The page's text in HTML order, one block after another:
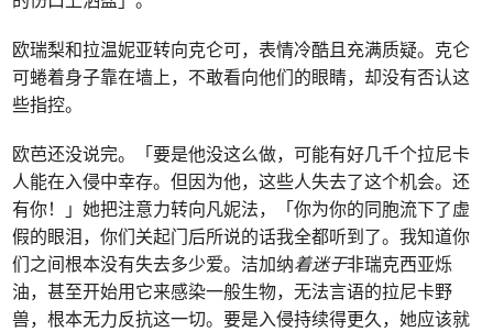
欧瑞梨和拉温妮亚转向克仑可，表情冷酷且充满质疑。克仑
可蜷着身子靠在墙上，不敢看向他们的眼睛，却没有否认这
些指控。
欧芭还没说完。「要是他没这么做，可能有好几千个拉尼卡
人能在入侵中幸存。但因为他，这些人失去了这个机会。还
有你！」她把注意力转向凡妮法，「你为你的同胞流下了虚
假的眼泪，你们关起门后所说的话我全都听到了。我知道你
们之间根本没有失去多少爱。洁加纳着迷于非瑞克西亚烁
油，甚至开始用它来感染一般生物，无法言语的拉尼卡野
兽，根本无力反抗这一切。要是入侵持续得更久，她应该就